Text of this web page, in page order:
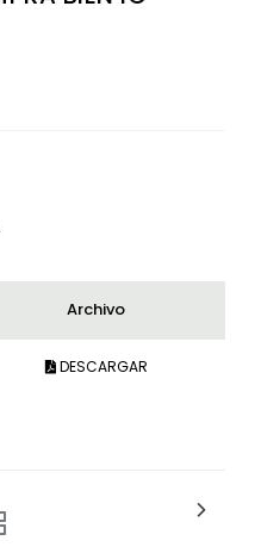
y balances
Archivo
DESCARGAR